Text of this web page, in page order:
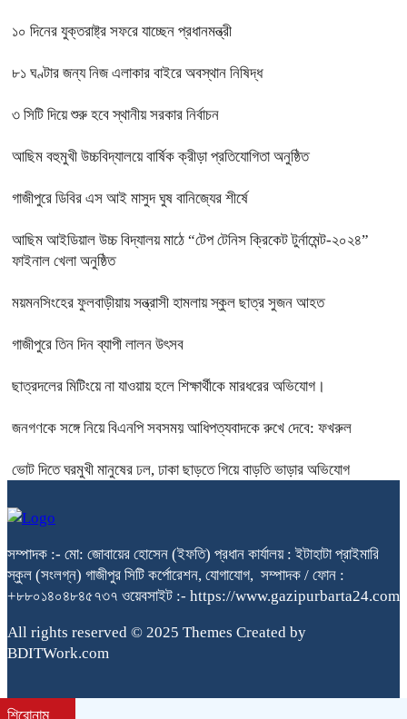
১০ দিনের যুক্তরাষ্ট্র সফরে যাচ্ছেন প্রধানমন্ত্রী
৮১ ঘণ্টার জন্য নিজ এলাকার বাইরে অবস্থান নিষিদ্ধ
৩ সিটি দিয়ে শুরু হবে স্থানীয় সরকার নির্বাচন
আছিম বহুমুখী উচ্চবিদ্যালয়ে বার্ষিক ক্রীড়া প্রতিযোগিতা অনুষ্ঠিত
গাজীপুরে ডিবির এস আই মাসুদ ঘুষ বানিজ্যের শীর্ষে
আছিম আইডিয়াল উচ্চ বিদ্যালয় মাঠে “টেপ টেনিস ক্রিকেট টুর্নামেন্ট-২০২৪”
ফাইনাল খেলা অনুষ্ঠিত
ময়মনসিংহের ফুলবাড়ীয়ায় সন্ত্রাসী হামলায় স্কুল ছাত্র সুজন আহত
গাজীপুরে তিন দিন ব্যাপী লালন উৎসব
ছাত্রদলের মিটিংয়ে না যাওয়ায় হলে শিক্ষার্থীকে মারধরের অভিযোগ।
জনগণকে সঙ্গে নিয়ে বিএনপি সবসময় আধিপত্যবাদকে রুখে দেবে: ফখরুল
ভোট দিতে ঘরমুখী মানুষের ঢল, ঢাকা ছাড়তে গিয়ে বাড়তি ভাড়ার অভিযোগ
সম্পাদক :- মো: জোবায়ের হোসেন (ইফতি) প্রধান কার্যালয় : ইটাহাটা প্রাইমারি
স্কুল (সংলগ্ন) গাজীপুর সিটি কর্পোরেশন, যোগাযোগ, সম্পাদক / ফোন :
+৮৮০১৪০৪৮৪৫৭৩৭ ওয়েবসাইট :- https://www.gazipurbarta24.com
All rights reserved © 2025 Themes Created by
BDITWork.com
শিরোনাম